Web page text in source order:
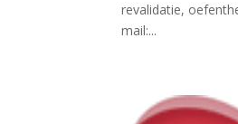
revalidatie,
mail:...